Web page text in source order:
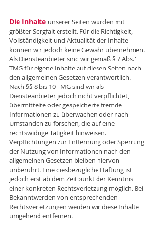
Die Inhalte unserer Seiten wurden mit
größter Sorgfalt erstellt. Für die Richtigkeit,
Vollständigkeit und Aktualität der Inhalte
können wir jedoch keine Gewähr übernehmen.
Als Diensteanbieter sind wir gemäß § 7 Abs.1
TMG für eigene Inhalte auf diesen Seiten nach
den allgemeinen Gesetzen verantwortlich.
Nach §§ 8 bis 10 TMG sind wir als
Diensteanbieter jedoch nicht verpflichtet,
übermittelte oder gespeicherte fremde
Informationen zu überwachen oder nach
Umständen zu forschen, die auf eine
rechtswidrige Tätigkeit hinweisen.
Verpflichtungen zur Entfernung oder Sperrung
der Nutzung von Informationen nach den
allgemeinen Gesetzen bleiben hiervon
unberührt. Eine diesbezügliche Haftung ist
jedoch erst ab dem Zeitpunkt der Kenntnis
einer konkreten Rechtsverletzung möglich. Bei
Bekanntwerden von entsprechenden
Rechtsverletzungen werden wir diese Inhalte
umgehend entfernen.